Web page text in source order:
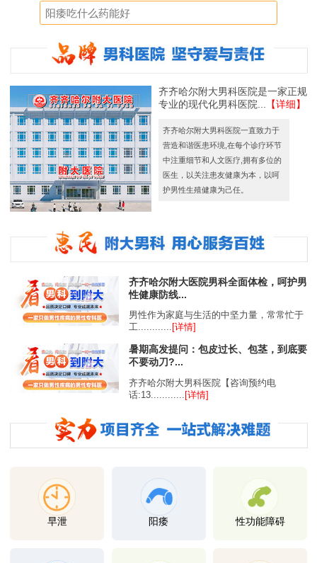
齐齐哈尔附大男科医院是一家正规
专业的现代化男科医院...
【详细】
齐齐哈尔附大男科医院一直致力于
营造和谐医患环境,在每个诊疗环节
中注重细节和人文医疗,拥有多位的
医生，以关注患友健康为本，以呵
护男性生殖健康为己任。
齐齐哈尔附大医院男科全面体检，呵护男
性健康防线...
男性作为家庭与生活的中坚力量，常常忙于
工............ [详情]
暑期高发提问：包皮过长、包茎，到底要
不要动刀?...
齐齐哈尔附大男科医院【咨询预约电
话:13............
[详情]
早泄 阳痿 性功能障碍